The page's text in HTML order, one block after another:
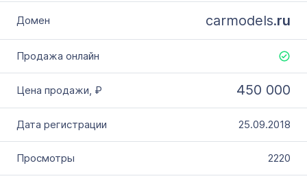
carmodels.ru
450 000
25.09.2018
2220